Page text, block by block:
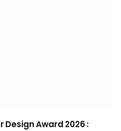
Award 2026 :